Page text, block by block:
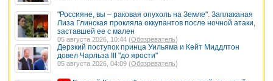
"Россияне, вы – раковая опухоль на Земле". Заплаканая
Лиза Глинская прокляла оккупантов после ночной атаки,
заставшей ее с мален
05 августа 2026, 10:44 (Обозреватель)
Дерзкий поступок принца Уильяма и Кейт Миддлтон
довел Чарльза III "до ярости"
05 августа 2026, 04:09 (Обозреватель)